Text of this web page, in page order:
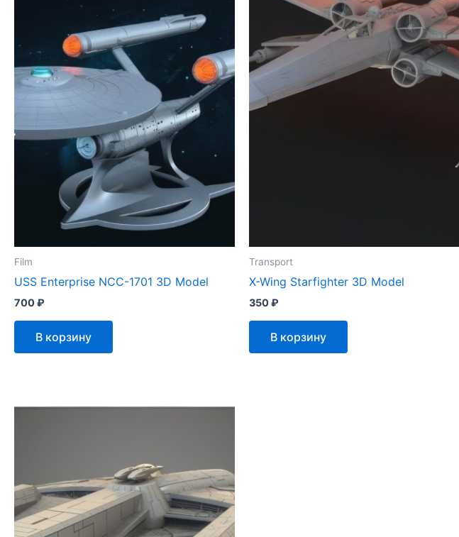
Film
USS Enterprise NCC-1701 3D Model
700₽
В корзину
Transport
X-Wing Starfighter 3D Model
350₽
В корзину